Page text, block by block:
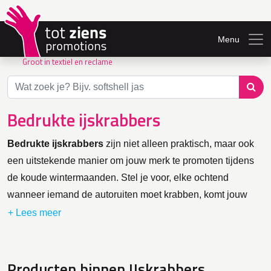
Groot in textiel en reclame
Menu
Bedrukte ijskrabbers
Bedrukte ijskrabbers zijn niet alleen praktisch, maar ook
een uitstekende manier om jouw merk te promoten tijdens
de koude wintermaanden. Stel je voor, elke ochtend
wanneer iemand de autoruiten moet krabben, komt jouw
logo in beeld. Dat is nog eens een slimme en nuttige manier
jouw eigen logo of bedrijfsnaam. Zo creëer je een ideaal